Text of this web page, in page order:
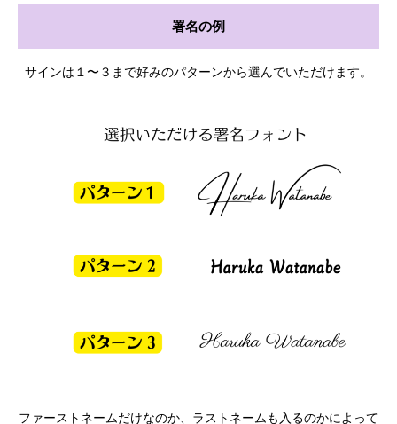
署名の例
サインは１〜３まで好みのパターンから選んでいただけます。
ファーストネームだけなのか、ラストネームも入るのかによって